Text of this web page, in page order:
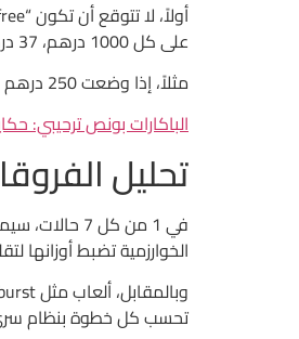
على كل 1000 درهم، 37 درهماً تختفي في جيوب المشغل.
مثلاً، إذا وضعت 250 درهم في جولة واحدة، واحتمالية الحصول على مضاعف 5× هي 0.02%، فالنتيجة المتوقعة هي 0.05 درهم فقط. هذا ليس ربحاً، إنه خسارة مخططة.
الباكارات بونص ترحيبي:
تحليل
الخوارزمية تضبط أوزانها
تحسب كل خطوة بنظام